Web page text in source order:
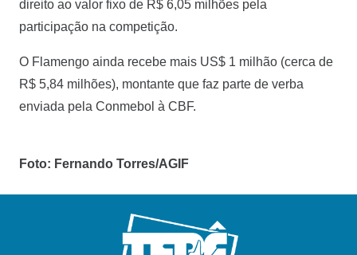
direito ao valor fixo de R$ 6,05 milhões pela
participação na competição.
O Flamengo ainda recebe mais US$ 1 milhão (cerca de
R$ 5,84 milhões), montante que faz parte de verba
enviada pela Conmebol à CBF.
Foto: Fernando Torres/AGIF